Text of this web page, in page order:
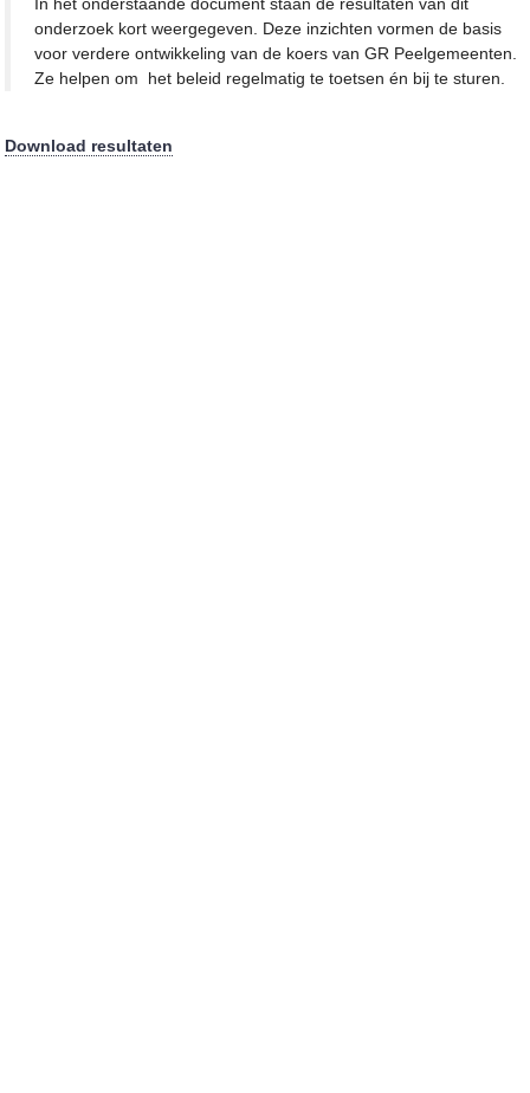
onderzoek kort weergegeven. Deze inzichten vormen de basis
voor verdere ontwikkeling van de koers van GR Peelgemeenten.
Ze helpen om het beleid regelmatig te toetsen én bij te sturen.
Download resultaten